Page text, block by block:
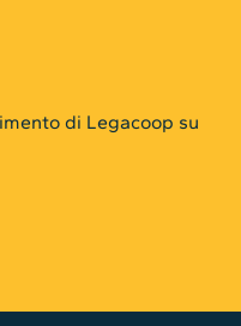
di Legacoop su